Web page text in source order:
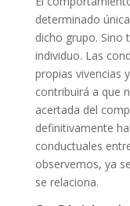
determinado
dicho grupo. Sino
individuo. Las
propias vivencias
contribuirá a que
acertada del
definitivamente
conductuales
observemos, ya
se relaciona.